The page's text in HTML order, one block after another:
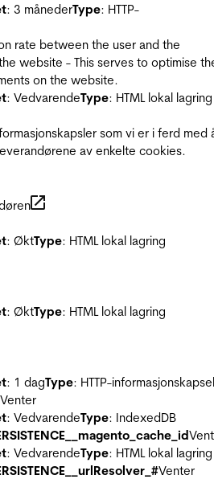
: 3 månederType: HTTP-
rate between the user and the
website - This serves to optimise
on the website.
: VedvarendeType: HTML lokal lagring
som vi er i ferd med
av enkelte cookies.
: ØktType: HTML lokal lagring
: ØktType: HTML lokal lagring
: 1 dagType: HTTP-informasjonskapsel
Venter
: VedvarendeType: IndexedDB
: VedvarendeType: HTML lokal lagring
Venter